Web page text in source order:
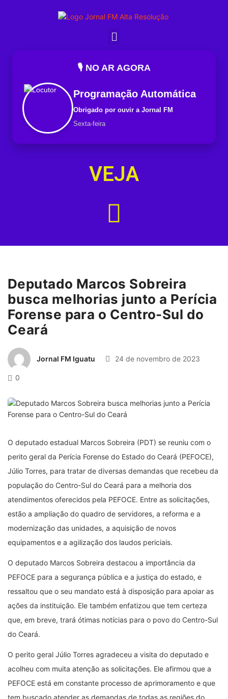
🎙️ NO AR AGORA
Programação Automática
Obrigado por ouvir a Jornal FM
Sexta-feira
VEJA
Deputado Marcos Sobreira
busca melhorias junto a Perícia
Forense para o Centro-Sul do
Ceará
Jornal FM Iguatu 24 de novembro de 2023
0
O deputado estadual Marcos Sobreira (PDT) se reuniu com o
perito geral da Perícia Forense do Estado do Ceará (PEFOCE),
Júlio Torres, para tratar de diversas demandas que recebeu da
população do Centro-Sul do Ceará para a melhoria dos
atendimentos oferecidos pela PEFOCE. Entre as solicitações,
estão a ampliação do quadro de servidores, a reforma e a
modernização das unidades, a aquisição de novos
equipamentos e a agilização dos laudos periciais.
O deputado Marcos Sobreira destacou a importância da
PEFOCE para a segurança pública e a justiça do estado, e
ressaltou que o seu mandato está à disposição para apoiar as
ações da instituição. Ele também enfatizou que tem certeza
que, em breve, trará ótimas notícias para o povo do Centro-Sul
do Ceará.
O perito geral Júlio Torres agradeceu a visita do deputado e
acolheu com muita atenção as solicitações. Ele afirmou que a
PEFOCE está em constante processo de aprimoramento e que